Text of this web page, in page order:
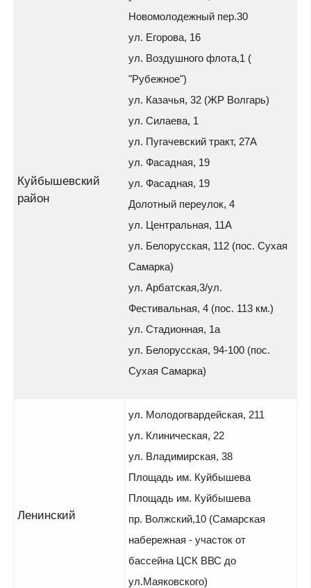
Куйбышевский
район
Новомолодежный пер.30
ул. Егорова, 16
ул. Воздушного флота,1 (
"Рубежное")
ул. Казачья, 32 (ЖР Волгарь)
ул. Силаева, 1
ул. Пугачевский тракт, 27А
ул. Фасадная, 19
ул. Фасадная, 19
Долотный переулок, 4
ул. Центральная, 11А
ул. Белорусская, 112 (пос. Сухая
Самарка)
ул. Арбатская,3/ул.
Фестивальная, 4 (пос. 113 км.)
ул. Стадионная, 1а
ул. Белорусская, 94-100 (пос.
Сухая Самарка)
Ленинский
ул. Молодогвардейская, 211
ул. Клиническая, 22
ул. Владимирская, 38
Площадь им. Куйбышева
Площадь им. Куйбышева
пр. Волжский,10 (Самарская
набережная - участок от
бассейна ЦСК ВВС до
ул.Маяковского)